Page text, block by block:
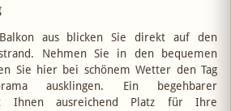
aus blicken Sie direkt auf den
Nehmen Sie in den bequemen
Sie hier bei schönem Wetter den Tag
ausklingen. Ein begehbarer
Ihnen ausreichend Platz für Ihre